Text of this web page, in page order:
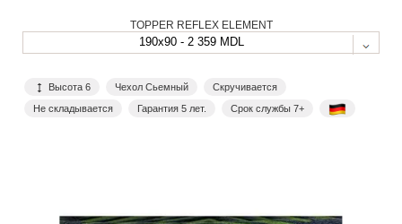
TOPPER REFLEX ELEMENT
190x90 - 2 359 MDL
Высота 6 Чехол Сьемный
Скручивается
Не складывается
Гарантия 5 лет. Срок службы 7+